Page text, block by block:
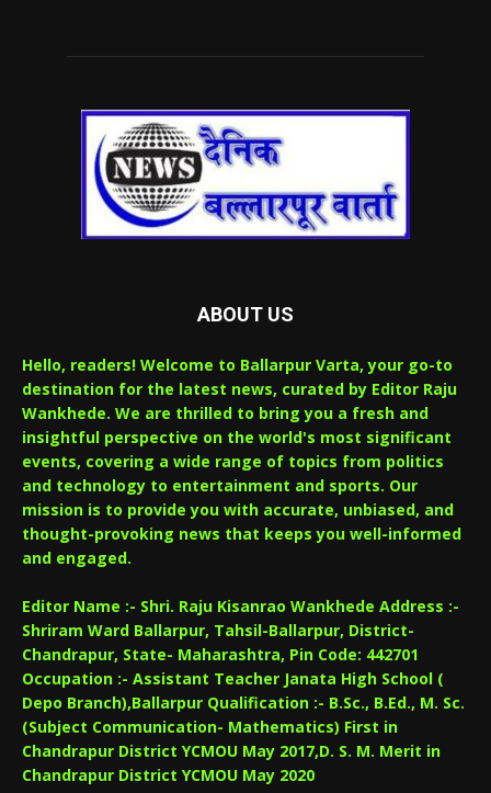
ABOUT US
Hello, readers! Welcome to Ballarpur Varta, your go-to
destination for the latest news, curated by Editor Raju
Wankhede. We are thrilled to bring you a fresh and
insightful perspective on the world's most significant
events, covering a wide range of topics from politics
and technology to entertainment and sports. Our
mission is to provide you with accurate, unbiased, and
thought-provoking news that keeps you well-informed
and engaged.
Editor Name :- Shri. Raju Kisanrao Wankhede Address :-
Shriram Ward Ballarpur, Tahsil-Ballarpur, District-
Chandrapur, State- Maharashtra, Pin Code: 442701
Occupation :- Assistant Teacher Janata High School (
Depo Branch),Ballarpur Qualification :- B.Sc., B.Ed., M. Sc.
(Subject Communication- Mathematics) First in
Chandrapur District YCMOU May 2017,D. S. M. Merit in
Chandrapur District YCMOU May 2020